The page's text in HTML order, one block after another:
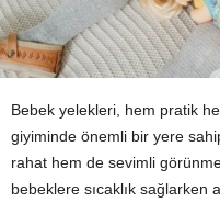
Bebek yelekleri, hem pratik
giyiminde önemli bir yere
rahat hem de sevimli
bebeklere sıcaklık sağlarken